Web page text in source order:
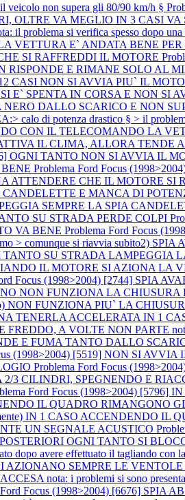
non supera gli 80/90 km/h §
OLTRE VA MEGLIO IN 3 CASI VA
si verifica spesso dopo una
VETTURA E` ANDATA BENE
SI RAFFREDDI IL MOTORE
E RIMANE SOLO AL
CASI NON SI AVVIA PIU` IL
SI E` SPENTA IN CORSA E NON
DALLO SCARICO E NON
di potenza drastico § > il
CON IL TELECOMANDO LA
IL CLIMA, ALLORA TENDE
OGNI TANTO NON SI AVVIA IL
Problema Ford Focus
CHE IL MOTORE SI
E MANCA DI
SEMPRE LA SPIA
SU STRADA PERDE COLPI
VA BENE Problema Ford Focus
> comunque si riavvia subito2) SPIA
TANTO SU STRADA
IL MOTORE SI AZIONA
Focus (1998>2004) [2744] SPIA
NON FUNZIONA LA
NON FUNZIONA PIU` LA
TENERLA ACCELERATA IN 1
A VOLTE NON PARTE
E FUMA TANTO DALLO
(1998>2004) [5519] NON SI
Problema Ford Focus
3 CILINDRI, SPEGNENDO E
Ford Focus (1998>2004)
IL QUADRO
IN 1 CASO ACCENDENDO
UN SEGNALE ACUSTICO
OGNI TANTO SI
avere effettuato il tagliando con
AZIONANO SEMPRE LE
nota: i problemi si sono
Focus (1998>2004) [6676] SPIA